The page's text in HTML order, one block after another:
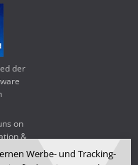
Werbe- und Tracking-
der
on
&